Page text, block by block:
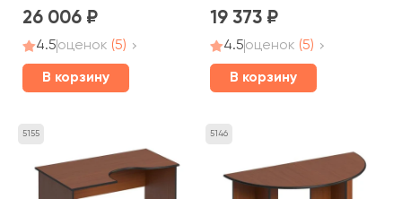
26 006
4.5оценок (5)
В корзину
19 373
4.5оценок (5)
В корзину
5155 5146